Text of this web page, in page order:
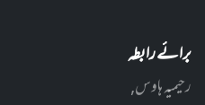
برائے رابطہ
رحیمیہ ہاوس,